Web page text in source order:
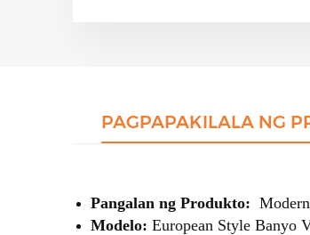
PAGPAPAKILALA NG
Pangalan ng Produkto:
Modelo: European Style Banyo